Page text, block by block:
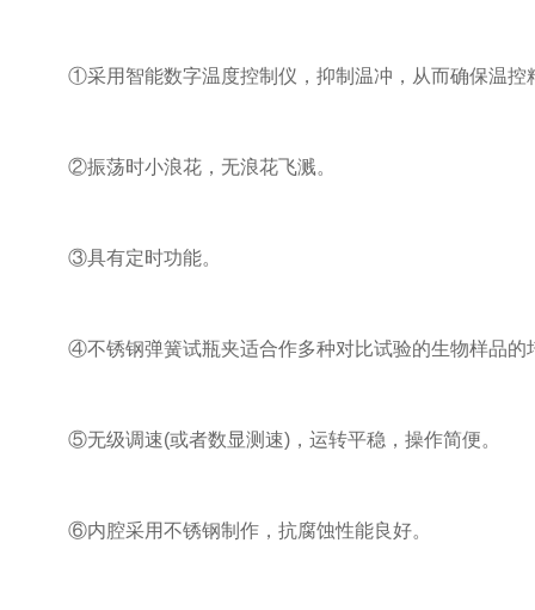
①采用智能数字温度控制仪，抑制温冲，从而确保温控
②振荡时小浪花，无浪花飞溅。
③具有定时功能。
④不锈钢弹簧试瓶夹适合作多种对比试验的生物样品的
⑤无级调速(或者数显测速)，运转平稳，操作简便。
⑥内腔采用不锈钢制作，抗腐蚀性能良好。